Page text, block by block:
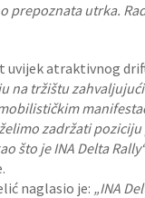
prepoznata utrka.
uvijek atraktivnog
na tržištu
zadržati
što je INA Delta
naglasio je: „INA